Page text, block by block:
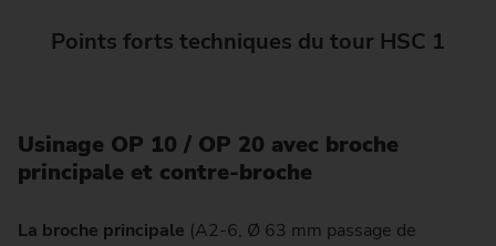
Points forts techniques du tour HSC 1
Usinage OP 10 / OP 20 avec broche
principale et contre-broche
La broche principale (A2-6, Ø 63 mm passage de